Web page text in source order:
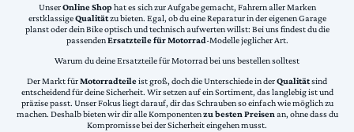
UnserOnline Shophat es sich zur Aufgabe gemacht, Fahrern aller Marken
erstklassigeQualitätzu bieten. Egal, ob du eine Reparatur in der eigenen Garage
planst oder dein Bike optisch und technisch aufwerten willst: Bei uns findest du die
passendenErsatzteile für Motorrad-Modelle jeglicher Art.
Warum du deine Ersatzteile für Motorrad bei uns bestellen solltest
Der Markt fürMotorradteileist groß, doch die Unterschiede in derQualitätsind
entscheidend für deine Sicherheit. Wir setzen auf ein Sortiment, das langlebig ist und
präzise passt. Unser Fokus liegt darauf, dir das Schrauben so einfach wie möglich zu
machen. Deshalb bieten wir dir alle Komponentenzu besten Preisenan, ohne dass du
Kompromisse bei der Sicherheit eingehen musst.